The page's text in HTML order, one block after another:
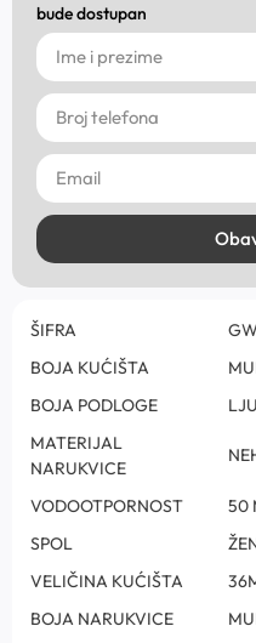
bude dostupan
ŠIFRA
BOJA KUĆIŠTA
BOJA PODLOGE
MATERIJAL
NARUKVICE
VODOOTPORNOST
50
SPOL
VELIČINA KUĆIŠTA
BOJA NARUKVICE